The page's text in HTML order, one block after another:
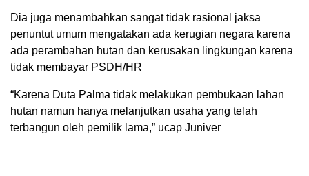
Dia juga menambahkan sangat tidak rasional jaksa
penuntut umum mengatakan ada kerugian negara karena
ada perambahan hutan dan kerusakan lingkungan karena
tidak membayar PSDH/HR
“Karena Duta Palma tidak melakukan pembukaan lahan
hutan namun hanya melanjutkan usaha yang telah
terbangun oleh pemilik lama,” ucap Juniver